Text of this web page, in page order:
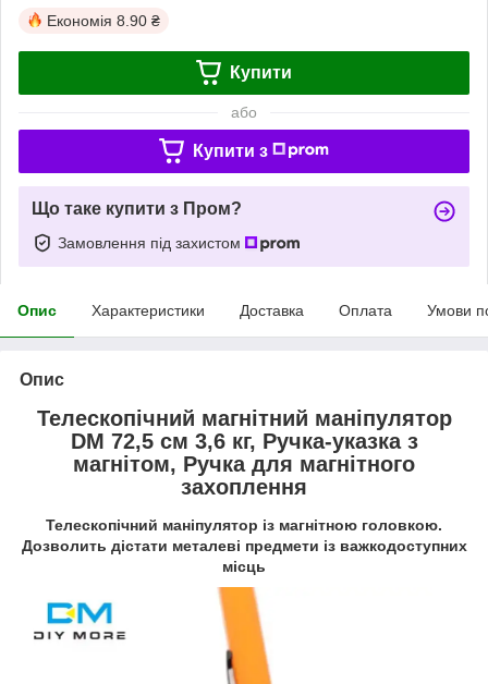
Економія 8.90 ₴
Купити
або
Купити з
Що таке купити з Пром?
Замовлення під захистом
Опис Характеристики Доставка Оплата Умови
Опис
Телескопічний магнітний маніпулятор
DM 72,5 см 3,6 кг, Ручка-указка з
магнітом, Ручка для магнітного
захоплення
Телескопічний маніпулятор із магнітною головкою.
Дозволить дістати металеві предмети із важкодоступних
місць